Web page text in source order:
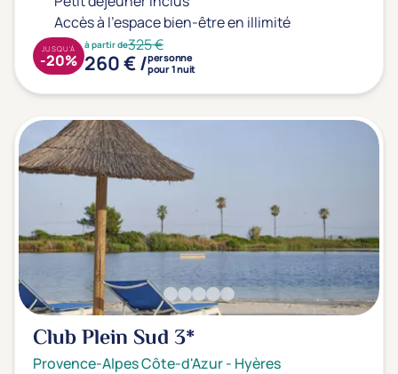
Accès à l'espace bien-être en illimité
à partir de325 €
260 € /personne
pour 1 nuit
JUSQU'À
-20%
Club Plein Sud 3*
Provence-Alpes Côte-d'Azur- Hyères